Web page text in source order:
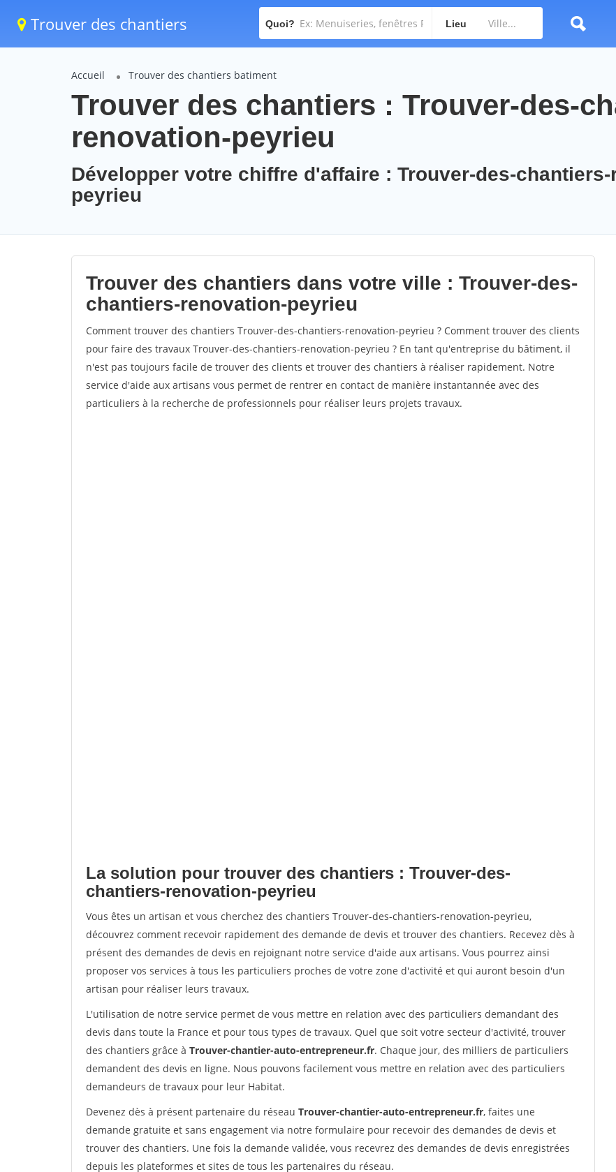
Trouver des chantiers Quoi? Lieu
Accueil Trouver des chantiers batiment
Trouver des chantiers : Trouver-des-
renovation-peyrieu
Développer votre chiffre d'affaire : Trouver-des-
peyrieu
Trouver des chantiers dans votre ville : Trouver-des-
chantiers-renovation-peyrieu
Comment trouver des chantiers Trouver-des-chantiers-renovation-peyrieu ? Comment trouver des clients
pour faire des travaux Trouver-des-chantiers-renovation-peyrieu ? En tant qu'entreprise du bâtiment, il
n'est pas toujours facile de trouver des clients et trouver des chantiers à réaliser rapidement. Notre
service d'aide aux artisans vous permet de rentrer en contact de manière instantannée avec des
particuliers à la recherche de professionnels pour réaliser leurs projets travaux.
La solution pour trouver des chantiers : Trouver-des-
chantiers-renovation-peyrieu
Vous êtes un artisan et vous cherchez des chantiers Trouver-des-chantiers-renovation-peyrieu,
découvrez comment recevoir rapidement des demande de devis et trouver des chantiers. Recevez dès à
présent des demandes de devis en rejoignant notre service d'aide aux artisans. Vous pourrez ainsi
proposer vos services à tous les particuliers proches de votre zone d'activité et qui auront besoin d'un
artisan pour réaliser leurs travaux.
L'utilisation de notre service permet de vous mettre en relation avec des particuliers demandant des
devis dans toute la France et pour tous types de travaux. Quel que soit votre secteur d'activité, trouver
des chantiers grâce à Trouver-chantier-auto-entrepreneur.fr. Chaque jour, des milliers de particuliers
demandent des devis en ligne. Nous pouvons facilement vous mettre en relation avec des particuliers
demandeurs de travaux pour leur Habitat.
Devenez dès à présent partenaire du réseau Trouver-chantier-auto-entrepreneur.fr, faites une
demande gratuite et sans engagement via notre formulaire pour recevoir des demandes de devis et
trouver des chantiers. Une fois la demande validée, vous recevrez des demandes de devis enregistrées
depuis les plateformes et sites de tous les partenaires du réseau.